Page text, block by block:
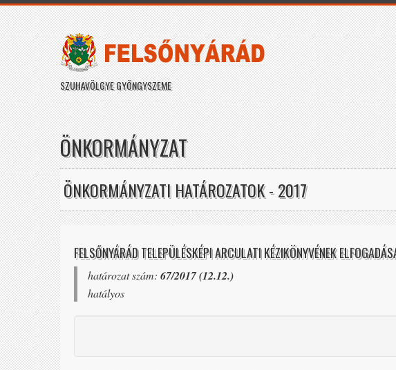
SZUHAVÖLGYE GYÖNGYSZEME
ÖNKORMÁNYZAT
ÖNKORMÁNYZATI HATÁROZATOK - 2017
FELSŐNYÁRÁD TELEPÜLÉSKÉPI ARCULATI KÉZIKÖNYVÉNEK
határozat szám: 67/2017 (12.12.)
hatályos